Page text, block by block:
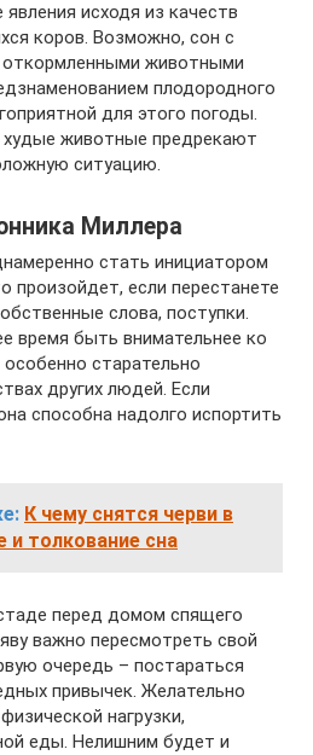
исходя из качеств
коров. Возможно, сон с
животными
плодородного
для этого погоды.
животные предрекают
ситуацию.
Миллера
стать инициатором
произойдет, если перестанете
слова, поступки.
время быть внимательнее ко
старательно
других людей. Если
способна надолго испортить
К чему снятся черви в
и толкование сна
перед домом спящего
важно пересмотреть свой
очередь – постараться
привычек. Желательно
нагрузки,
еды. Нелишним будет и